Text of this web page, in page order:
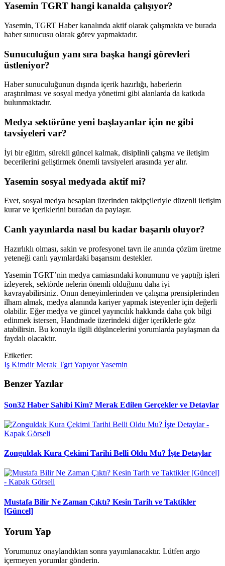
Yasemin TGRT hangi kanalda çalışıyor?
Yasemin, TGRT Haber kanalında aktif olarak çalışmakta ve burada
haber sunucusu olarak görev yapmaktadır.
Sunuculuğun yanı sıra başka hangi görevleri
üstleniyor?
Haber sunuculuğunun dışında içerik hazırlığı, haberlerin
araştırılması ve sosyal medya yönetimi gibi alanlarda da katkıda
bulunmaktadır.
Medya sektörüne yeni başlayanlar için ne gibi
tavsiyeleri var?
İyi bir eğitim, sürekli güncel kalmak, disiplinli çalışma ve iletişim
becerilerini geliştirmek önemli tavsiyeleri arasında yer alır.
Yasemin sosyal medyada aktif mi?
Evet, sosyal medya hesapları üzerinden takipçileriyle düzenli iletişim
kurar ve içeriklerini buradan da paylaşır.
Canlı yayınlarda nasıl bu kadar başarılı oluyor?
Hazırlıklı olması, sakin ve profesyonel tavrı ile anında çözüm üretme
yeteneği canlı yayınlardaki başarısını destekler.
Yasemin TGRT’nin medya camiasındaki konumunu ve yaptığı işleri
izleyerek, sektörde nelerin önemli olduğunu daha iyi
kavrayabilirsiniz. Onun deneyimlerinden ve çalışma prensiplerinden
ilham almak, medya alanında kariyer yapmak isteyenler için değerli
olabilir. Eğer medya ve güncel yayıncılık hakkında daha çok bilgi
edinmek istersen, Handmade üzerindeki diğer içeriklerle göz
atabilirsin. Bu konuyla ilgili düşüncelerini yorumlarda paylaşman da
faydalı olacaktır.
Etiketler:
Iş KimdirMerak TgrtYapıyorYasemin
Benzer Yazılar
Son32 Haber Sahibi Kim? Merak Edilen Gerçekler ve Detaylar
Zonguldak Kura Çekimi Tarihi Belli Oldu Mu? İşte Detaylar
Mustafa Bilir Ne Zaman Çıktı? Kesin Tarih ve Taktikler
[Güncel]
Yorum Yap
Yorumunuz onaylandıktan sonra yayımlanacaktır. Lütfen argo
içermeyen yorumlar gönderin.